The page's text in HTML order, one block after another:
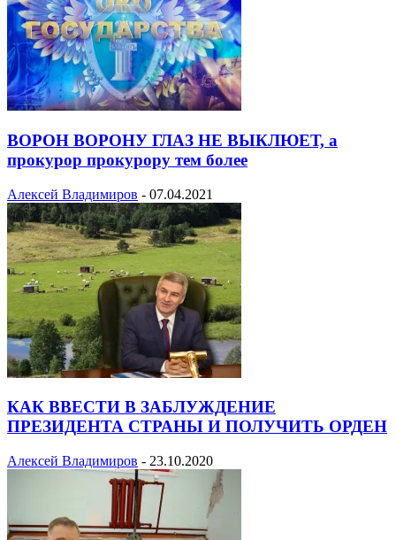
ВОРОН ВОРОНУ ГЛАЗ НЕ ВЫКЛЮЕТ, а
прокурор прокурору тем более
Алексей Владимиров - 07.04.2021
КАК ВВЕСТИ В ЗАБЛУЖДЕНИЕ
ПРЕЗИДЕНТА СТРАНЫ И ПОЛУЧИТЬ ОРДЕН
Алексей Владимиров - 23.10.2020